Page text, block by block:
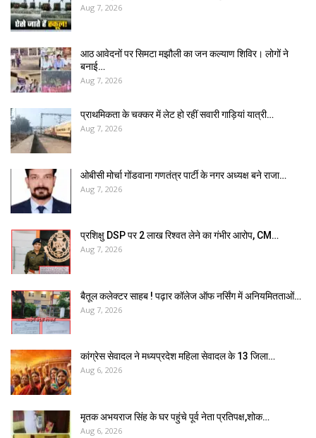
Aug 7, 2026
आठ आवेदनों पर सिमटा मझौली का जन कल्याण शिविर। लोगों ने
बनाई…
Aug 7, 2026
प्राथमिकता के चक्कर में लेट हो रहीं सवारी गाड़ियां यात्री…
Aug 7, 2026
ओबीसी मोर्चा गोंडवाना गणतंत्र पार्टी के नगर अध्यक्ष बने राजा…
Aug 7, 2026
प्रशिक्षु DSP पर ₹2 लाख रिश्वत लेने का गंभीर आरोप, CM…
Aug 7, 2026
बैतूल कलेक्टर साहब ! पढ़ार कॉलेज ऑफ नर्सिंग में अनियमितताओं…
Aug 7, 2026
कांग्रेस सेवादल ने मध्यप्रदेश महिला सेवादल के 13 जिला…
Aug 6, 2026
मृतक अभयराज सिंह के घर पहुंचे पूर्व नेता प्रतिपक्ष,शोक…
Aug 6, 2026